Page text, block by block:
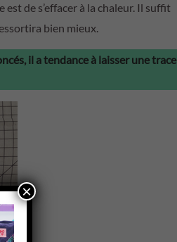
est de s’effacer à la chaleur. Il suffit
bien mieux.
il a tendance à laisser une trace
×